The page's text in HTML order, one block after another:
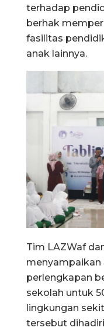
terhadap
berhak
fasilitas
anak lainnya.
Tim LAZWaf
menyampaikan
perlengkapan
sekolah untuk
lingkungan
tersebut